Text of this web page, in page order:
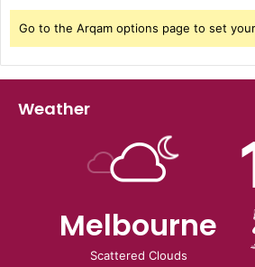
Go to the Arqam options page to set
Weather
Melbourne
Scattered Clouds